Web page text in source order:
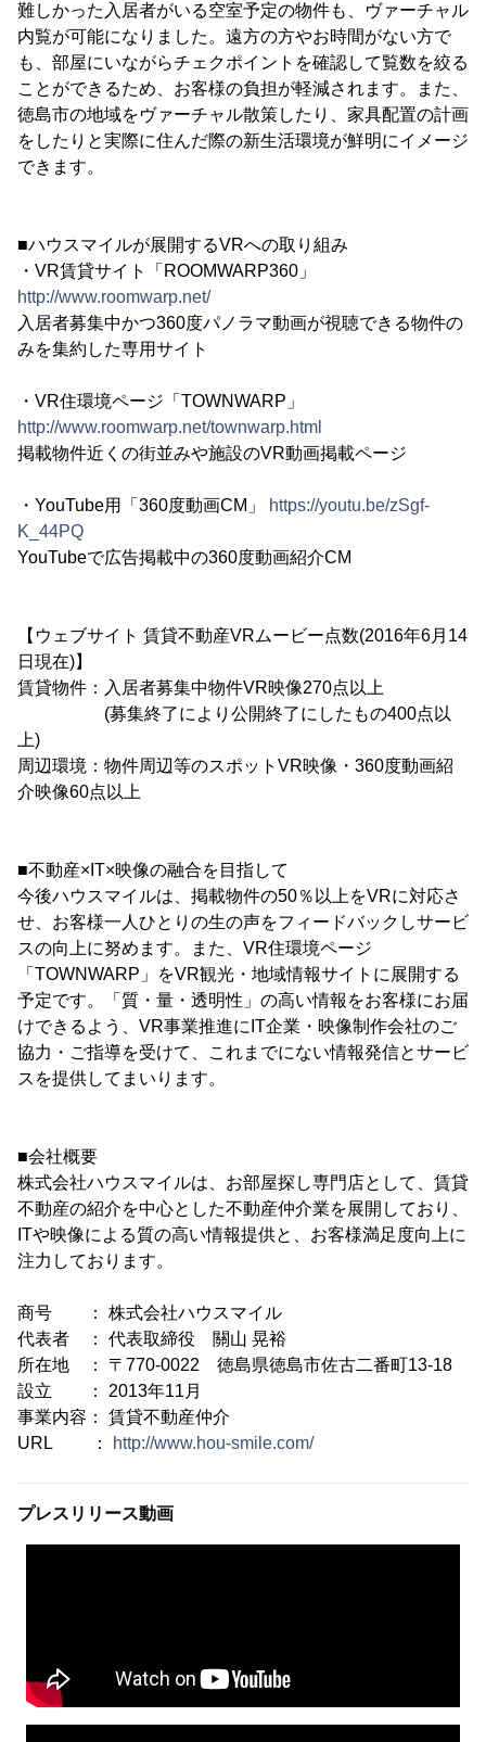
難しかった入居者がいる空室予定の物件も、ヴァーチャル
内覧が可能になりました。遠方の方やお時間がない方で
も、部屋にいながらチェクポイントを確認して覧数を絞る
ことができるため、お客様の負担が軽減されます。また、
徳島市の地域をヴァーチャル散策したり、家具配置の計画
をしたりと実際に住んだ際の新生活環境が鮮明にイメージ
できます。
■ハウスマイルが展開するVRへの取り組み
・VR賃貸サイト「ROOMWARP360」
http://www.roomwarp.net/
入居者募集中かつ360度パノラマ動画が視聴できる物件の
みを集約した専用サイト
・VR住環境ページ「TOWNWARP」
http://www.roomwarp.net/townwarp.html
掲載物件近くの街並みや施設のVR動画掲載ページ
・YouTube用「360度動画CM」
https://youtu.be/zSgf-
K_44PQ
YouTubeで広告掲載中の360度動画紹介CM
【ウェブサイト 賃貸不動産VRムービー点数(2016年6月14
日現在)】
賃貸物件：入居者募集中物件VR映像270点以上
(募集終了により公開終了にしたもの400点以
上)
周辺環境：物件周辺等のスポットVR映像・360度動画紹
介映像60点以上
■不動産×IT×映像の融合を目指して
今後ハウスマイルは、掲載物件の50％以上をVRに対応さ
せ、お客様一人ひとりの生の声をフィードバックしサービ
スの向上に努めます。また、VR住環境ページ
「TOWNWARP」をVR観光・地域情報サイトに展開する
予定です。「質・量・透明性」の高い情報をお客様にお届
けできるよう、VR事業推進にIT企業・映像制作会社のご
協力・ご指導を受けて、これまでにない情報発信とサービ
スを提供してまいります。
■会社概要
株式会社ハウスマイルは、お部屋探し専門店として、賃貸
不動産の紹介を中心とした不動産仲介業を展開しており、
ITや映像による質の高い情報提供と、お客様満足度向上に
注力しております。
商号 ： 株式会社ハウスマイル
代表者 ： 代表取締役 關山 晃裕
所在地 ： 〒770-0022 徳島県徳島市佐古二番町13-18
設立 ： 2013年11月
事業内容： 賃貸不動産仲介
URL ：
http://www.hou-smile.com/
プレスリリース動画